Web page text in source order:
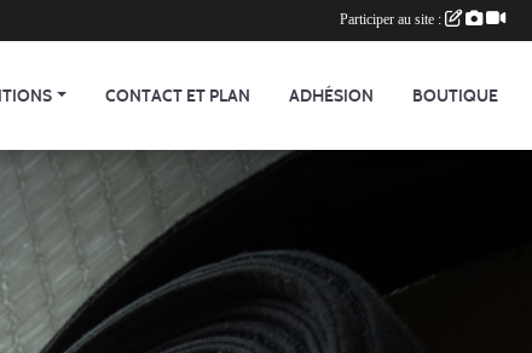
CONTACT ET PLAN ADHÉSION BOUTIQUE
Participer au site :